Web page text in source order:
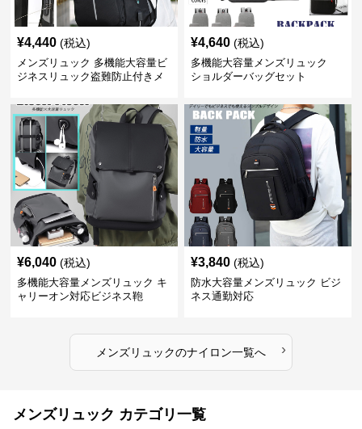
¥4,440 (税込)
メンズリュック 多機能大容量ビ
ジネスリュック盗難防止付きメ
¥4,640 (税込)
多機能大容量メンズリュック
ショルダーバッグセット
¥6,040 (税込)
多機能大容量メンズリュック キ
ャリーオン対応ビジネス鞄
¥3,840 (税込)
防水大容量メンズリュック ビジ
ネス通勤対応
メンズリュックのナイロン一覧へ ›
メンズリュック カテゴリ一覧